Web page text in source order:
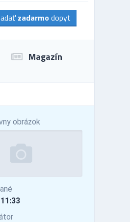
zadarmo dopyt
Magazín
obrázok